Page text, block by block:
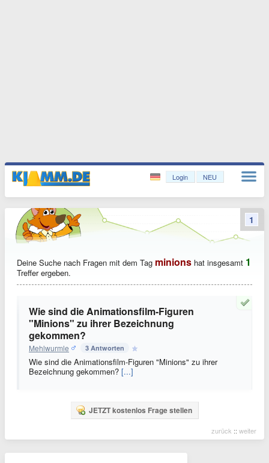
Login NEU
Deine Suche nach Fragen mit dem Tag minions hat insgesamt 1
Treffer ergeben.
Wie sind die Animationsfilm-Figuren
"Minions" zu ihrer Bezeichnung
gekommen?
Mehlwurmle 3 Antworten
Wie sind die Animationsfilm-Figuren "Minions" zu ihrer
Bezeichnung gekommen? [...]
JETZT kostenlos Frage stellen
zurück :: weiter
1